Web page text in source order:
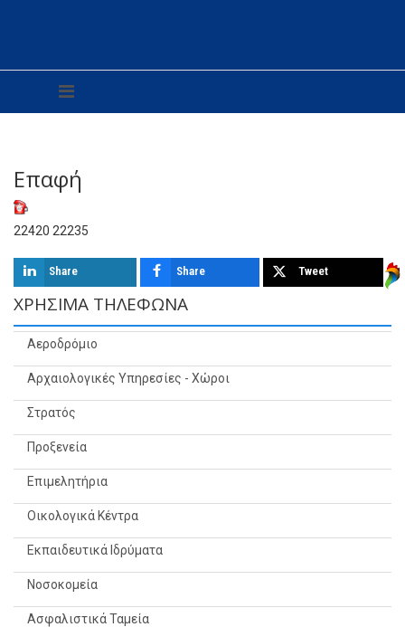
Επαφή
22420 22235
Share Share Tweet
ΧΡΉΣΙΜΑ ΤΗΛΈΦΩΝΑ
Αεροδρόμιο
Αρχαιολογικές Υπηρεσίες - Χώροι
Στρατός
Προξενεία
Επιμελητήρια
Οικολογικά Κέντρα
Εκπαιδευτικά Ιδρύματα
Νοσοκομεία
Ασφαλιστικά Ταμεία